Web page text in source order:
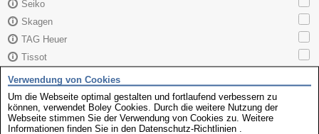
Seiko
Skagen
TAG Heuer
Tissot
Zenith
Citizen 4-291263
Verwendung von Cookies
Um die Webseite optimal gestalten und fortlaufend verbessern zu
können, verwendet Boley Cookies. Durch die weitere Nutzung der
Webseite stimmen Sie der Verwendung von Cookies zu. Weitere
Informationen finden Sie in den Datenschutz-Richtlinien